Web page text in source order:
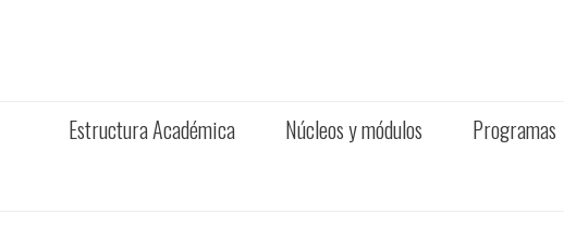
Estructura Académica Núcleos y módulos Programas